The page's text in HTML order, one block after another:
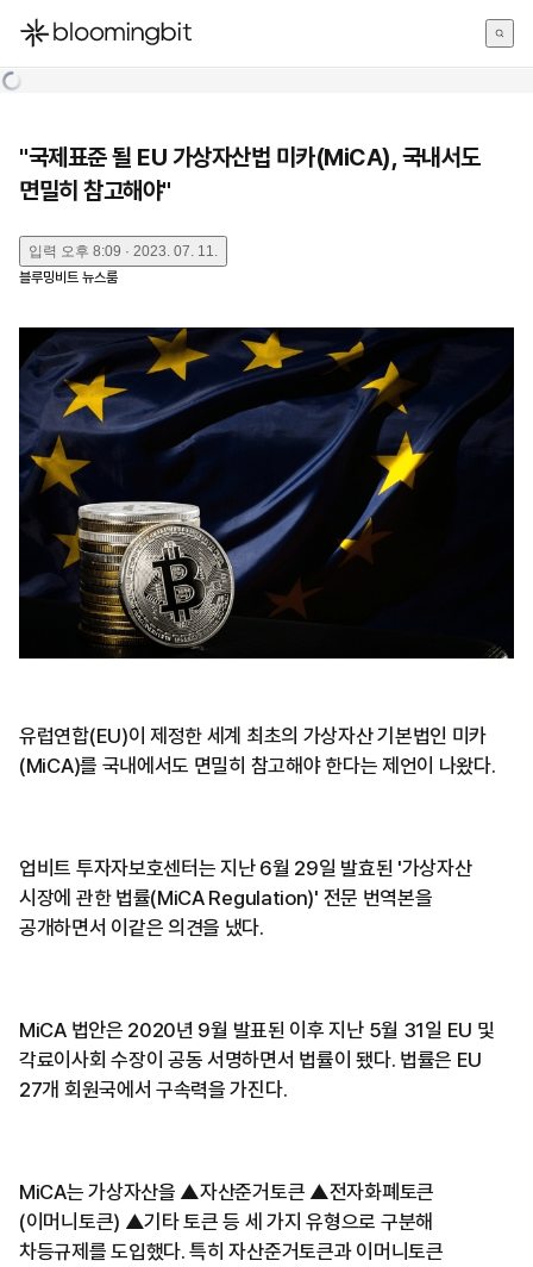
한국어
"국제표준 될 EU 가상자산법 미카(MiCA), 국내서도
면밀히 참고해야"
입력 오후 8:09 · 2023. 07. 11.
블루밍비트 뉴스룸
유럽연합(EU)이 제정한 세계 최초의 가상자산 기본법인 미카
(MiCA)를 국내에서도 면밀히 참고해야 한다는 제언이 나왔다.
업비트 투자자보호센터는 지난 6월 29일 발효된 '가상자산
시장에 관한 법률(MiCA Regulation)' 전문 번역본을
공개하면서 이같은 의견을 냈다.
MiCA 법안은 2020년 9월 발표된 이후 지난 5월 31일 EU 및
각료이사회 수장이 공동 서명하면서 법률이 됐다. 법률은 EU
27개 회원국에서 구속력을 가진다.
MiCA는 가상자산을 ▲자산준거토큰 ▲전자화폐토큰
(이머니토큰) ▲기타 토큰 등 세 가지 유형으로 구분해
차등규제를 도입했다. 특히 자산준거토큰과 이머니토큰